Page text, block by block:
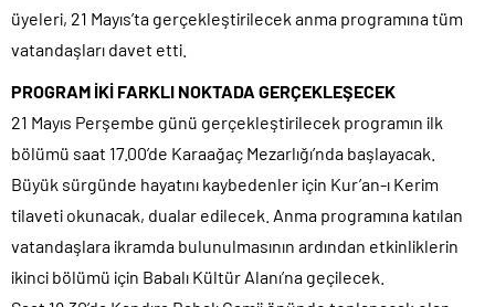
üyeleri, 21 Mayıs’ta gerçekleştirilecek anma programına tüm
vatandaşları davet etti.
PROGRAM İKİ FARKLI NOKTADA GERÇEKLEŞECEK
21 Mayıs Perşembe günü gerçekleştirilecek programın ilk
bölümü saat 17.00’de Karaağaç Mezarlığı’nda başlayacak.
Büyük sürgünde hayatını kaybedenler için Kur’an-ı Kerim
tilaveti okunacak, dualar edilecek. Anma programına katılan
vatandaşlara ikramda bulunulmasının ardından etkinliklerin
ikinci bölümü için Babalı Kültür Alanı’na geçilecek.